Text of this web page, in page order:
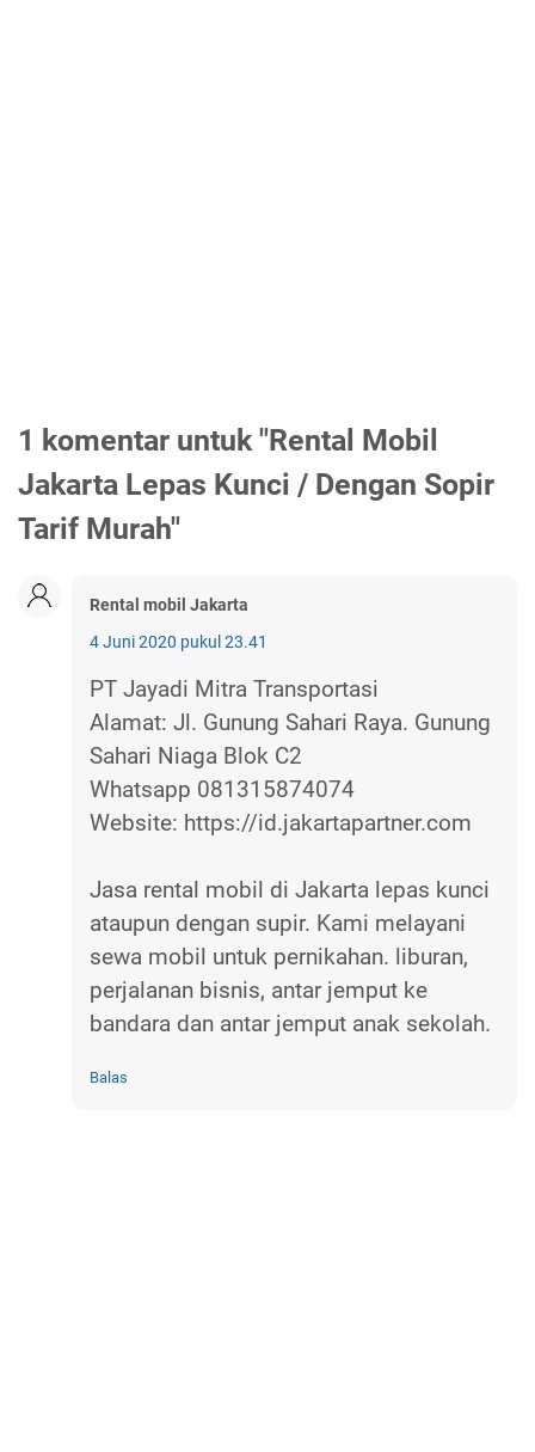
1 komentar untuk "Rental Mobil
Jakarta Lepas Kunci / Dengan Sopir
Tarif Murah"
Rental mobil Jakarta
4 Juni 2020 pukul 23.41
PT Jayadi Mitra Transportasi
Alamat: Jl. Gunung Sahari Raya. Gunung
Sahari Niaga Blok C2
Whatsapp 081315874074
Website: https://id.jakartapartner.com
Jasa rental mobil di Jakarta lepas kunci
ataupun dengan supir. Kami melayani
sewa mobil untuk pernikahan. liburan,
perjalanan bisnis, antar jemput ke
bandara dan antar jemput anak sekolah.
Balas